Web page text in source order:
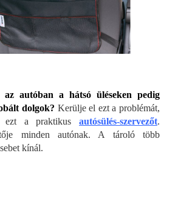
az autóban a hátsó üléseken pedig
dolgok? Kerülje el ezt a problémát,
ezt a praktikus autósülés-szervezőt.
minden autónak. A tároló több
kínál.